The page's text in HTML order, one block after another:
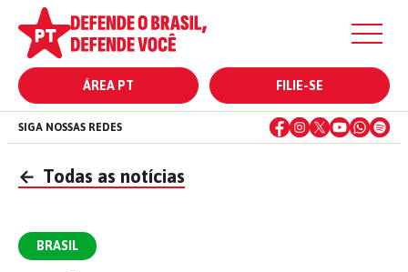
ÁREA PT FILIE-SE
SIGA NOSSAS REDES
← Todas as notícias
BRASIL